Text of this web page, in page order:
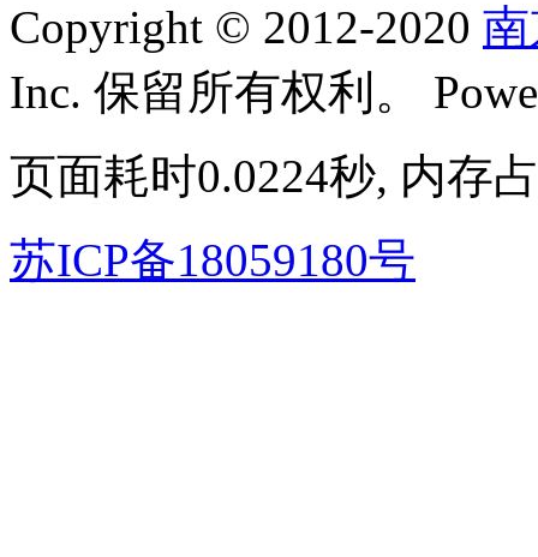
Copyright © 2012-2020
Inc. 保留所有权利。
页面耗时0.0224秒, 内存
苏ICP备18059180号